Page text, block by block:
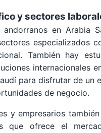
y sectores
andorranos en Arabia
especializados
También hay
internacionales
para disfrutar de un
de negocio.
y empresarios
que ofrece el